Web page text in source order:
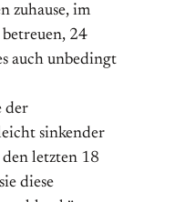
zuhause, im
24
auch unbedingt
der
sinkender
den letzten 18
diese